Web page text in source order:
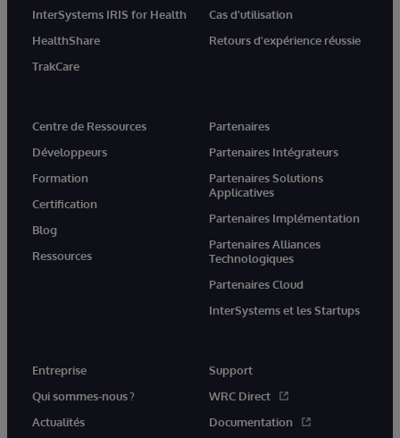
InterSystems IRIS for Health
HealthShare
TrakCare
Cas d'utilisation
Retours d'expérience réussie
Centre de Ressources
Développeurs
Formation
Certification
Blog
Ressources
Partenaires
Partenaires Intégrateurs
Partenaires Solutions
Applicatives
Partenaires Implémentation
Partenaires Alliances
Technologiques
Partenaires Cloud
InterSystems et les Startups
Entreprise
Qui sommes-nous ?
Actualités
Support
WRC Direct
Documentation